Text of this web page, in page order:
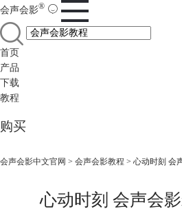
会声会影®
首页
产品
下载
教程
购买
会声会影中文官网 > 会声会影教程 > 心动时刻 会
心动时刻 会声会